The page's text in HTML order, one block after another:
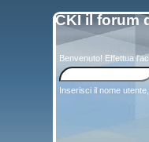
CKI il forum
Benvenuto! Effettua
Inserisci il nome